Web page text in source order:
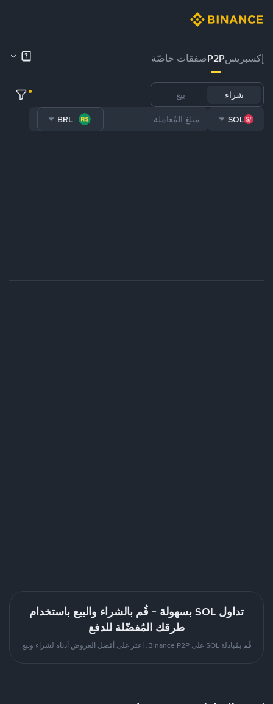
إكسبريسP2Pصفقات خاصّة
شراء بيع
SOL
BRL
تداول SOL بسهولة - قُم بالشراء والبيع باستخدام
طرقك المُفضّلة للدفع
قُم بمُبادلة SOL على Binance P2P. اعثر على أفضل العروض أدناه لشراء وبيع